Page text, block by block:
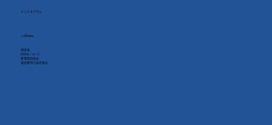
インスタグラム
​▼ Others
環境省
SDGsについて
家電製品協会
​遺品整理士認定協会